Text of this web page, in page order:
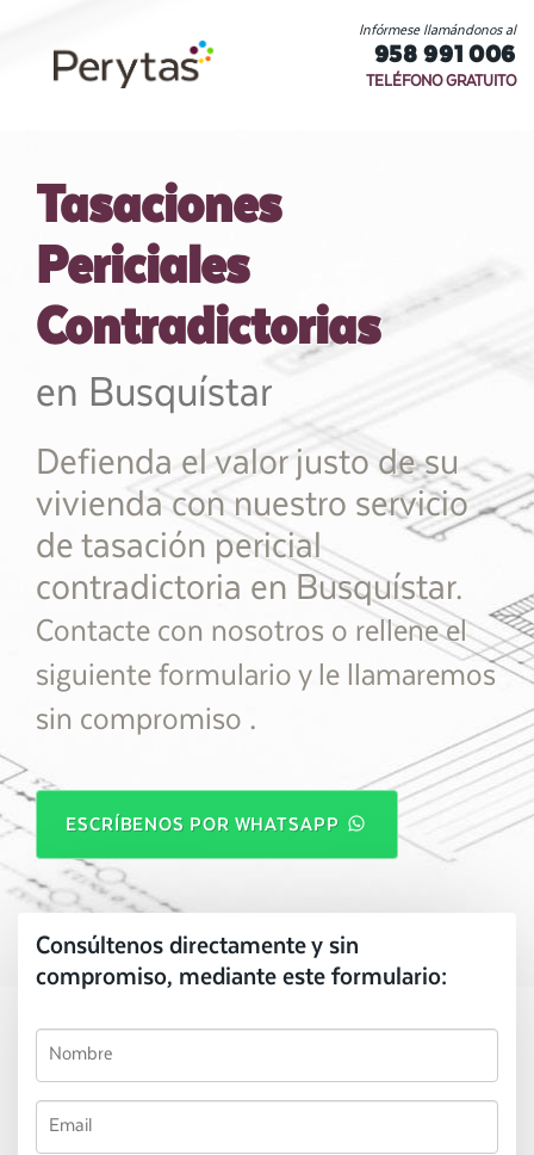
Infórmese llamándonos al
958 991 006
TELÉFONO GRATUITO
Tasaciones
Periciales
Contradictorias
en Busquístar
Defienda el valor justo de su
vivienda con nuestro servicio
de tasación pericial
contradictoria en Busquístar.
Contacte con nosotros o rellene el
siguiente formulario y le llamaremos
sin compromiso .
ESCRÍBENOS POR WHATSAPP
Consúltenos directamente y sin
compromiso, mediante este formulario: